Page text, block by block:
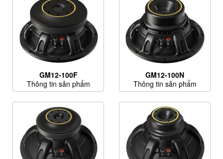
GM12-100F
Thông tin sản phẩm
GM12-100N
Thông tin sản phẩm